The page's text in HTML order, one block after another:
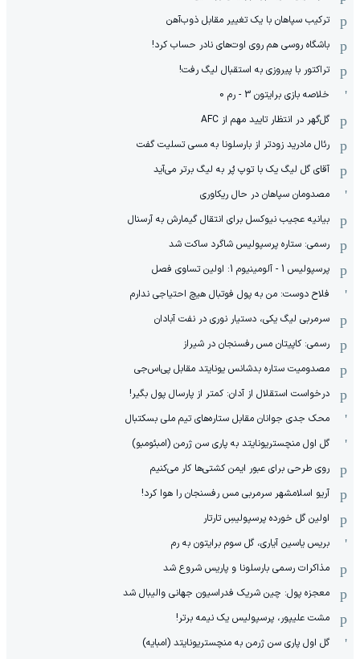
ترکیب سپاهان با یک تغییر مقابل ذوب‌آهن
باشگاه روسی هم روی اوت‌های نادر حساب کرد!
تراکتور با پیروزی به استقبال لیگ رفت!
خلاصه بازی برایتون 3 - رم 0
گل‌گهر در انتظار تایید مهم از ‌AFC
رئال مادرید زودتر از بارسلونا به مسی تسلیت گفت
آقای گل لیگ یک با توپ پُر به لیگ برتر می‌آید
مصدومان سپاهان در حال ریکاوری
بیانیه عجیب نیوکسل برای انتقال گیمارش به آرسنال
رسمی: ستاره پرسپولیس شاگرد ساکت شد
پرسپولیس 1 - آلومینیوم 1: اولین تساوی فصل
فلاح دوست: من به پول فوتبال هیچ احتیاجی ندارم
سرمربی لیگ یکی، دستیار نوری در نفت آبادان
رسمی: کاپیتان مس رفسنجان در شیراز
مصدومیت ستاره بدشانس یونایتد مقابل پی‌اس‌جی
درخواست استقلال از آدان: کمتر از پارسال پول بگیر!
محک جدی ‌جوانان مقابل ستاره‌های تیم ملی بسکتبال
گل اول منچستریونایتد به پاری سن ژرمن (امبئومبو)
روی طرحی برای عبور ایمن کشتی‌ها کار می‌کنیم
آریو اسلامشهر سرمربی مس رفسنجان را هوا کرد!
اولین گل خورده پرسپولیسِ تارتار
بریس یاسین آیاری، گل سوم برایتون به رم
مذاکرات رسمی بارسلونا و پاریس شروع شد
معجزه پول: چین شریک فدراسیون جهانی والیبال شد
مشت علیپور، پرسپولیس یک نیمه برتر!
گل اول پاری سن ژرمن به منچستریونایتد (امبایه)